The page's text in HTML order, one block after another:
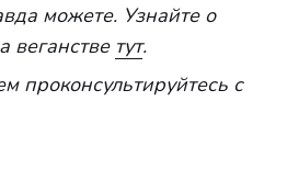
можете. Узнайте о
веганстве тут.
проконсультируйтесь с